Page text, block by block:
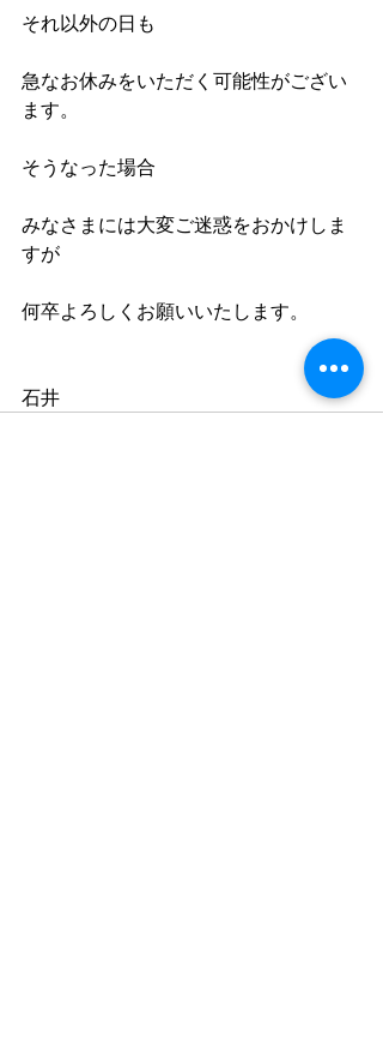
それ以外の日も
急なお休みをいただく可能性がござい
ます。
そうなった場合
みなさまには大変ご迷惑をおかけしま
すが
何卒よろしくお願いいたします。
石井